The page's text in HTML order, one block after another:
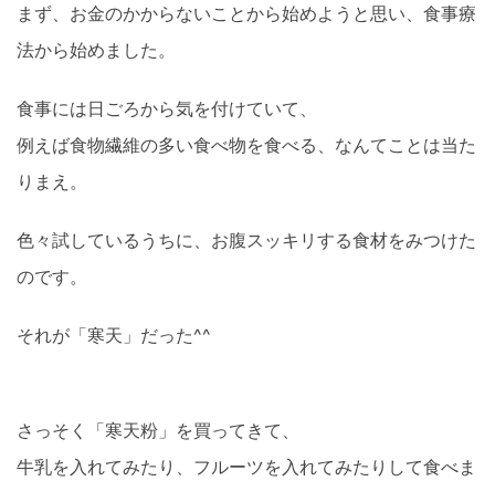
まず、お金のかからないことから始めようと思い、食事療
法から始めました。
食事には日ごろから気を付けていて、
例えば食物繊維の多い食べ物を食べる、なんてことは当た
りまえ。
色々試しているうちに、お腹スッキリする食材をみつけた
のです。
それが「寒天」だった^^
さっそく「寒天粉」を買ってきて、
牛乳を入れてみたり、フルーツを入れてみたりして食べま